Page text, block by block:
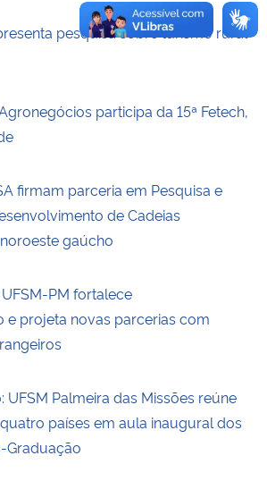
pesquisa sobre turismo rural
participa da 15ª Fetech,
firmam parceria em Pesquisa e
de Cadeias
gaúcho
PM fortalece
e projeta novas parcerias com
UFSM Palmeira das Missões reúne
países em aula inaugural dos
Graduação